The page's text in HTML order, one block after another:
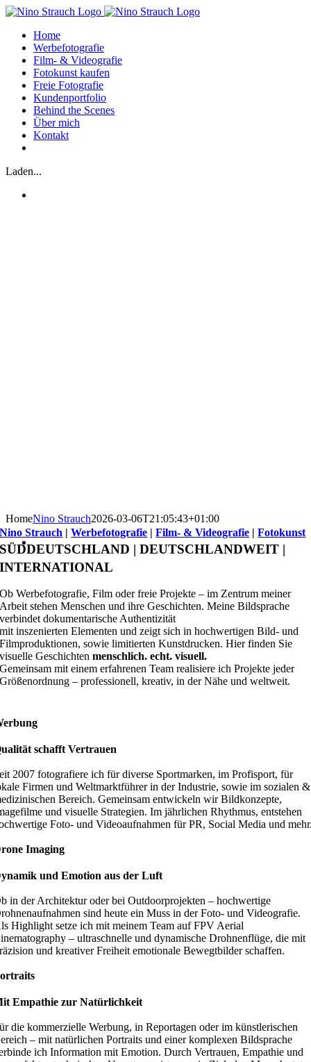
Zum
springenHome
Werbefotografie
Film- & Videografie
Fotokunst kaufen
Freie Fotografie
Kundenportfolio
Behind the Scenes
Über mich
Kontakt
Laden...
HomeNino Strauch2026-03-06T21:05:43+01:00
Nino Strauch |Werbefotografie |Film- & Videografie |Fotokunst
SÜDDEUTSCHLAND | DEUTSCHLANDWEIT |
INTERNATIONAL
Ob Werbefotografie, Film oder freie Projekte – im Zentrum meiner
Arbeit stehen Menschen und ihre Geschichten. Meine Bildsprache
verbindet dokumentarische Authentizität
mit inszenierten Elementen und zeigt sich in hochwertigen Bild- und
Filmproduktionen, sowie limitierten Kunstdrucken. Hier finden Sie
visuelle Geschichtenmenschlich. echt. visuell.
Gemeinsam mit einem erfahrenen Team realisiere ich Projekte jeder
Größenordnung – professionell, kreativ, in der Nähe und weltweit.
schafft Vertrauen
2007 fotografiere ich für diverse Sportmarken, im Profisport, für
Firmen und Weltmarktführer in der Industrie, sowie im sozialen &
Bereich. Gemeinsam entwickeln wir Bildkonzepte,
und visuelle Strategien. Im jährlichen Rhythmus, entstehen
Foto- und Videoaufnahmen für PR, Social Media und
Imaging
und Emotion aus der Luft
in der Architektur oder bei Outdoorprojekten – hochwertige
sind heute ein Muss in der Foto- und Videografie.
Highlight setze ich mit meinem Team auf FPV Aerial
– ultraschnelle und dynamische Drohnenflüge, die mit
und kreativer Freiheit emotionale Bewegtbilder schaffen.
Empathie zur Natürlichkeit
die kommerzielle Werbung, in Reportagen oder im künstlerischen
– mit natürlichen Portraits und einer komplexen Bildsprache
ich Information mit Emotion. Durch Vertrauen, Empathie und